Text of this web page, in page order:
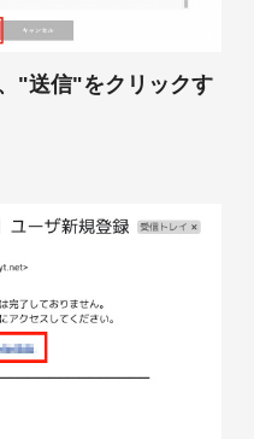
"送信"をクリックす